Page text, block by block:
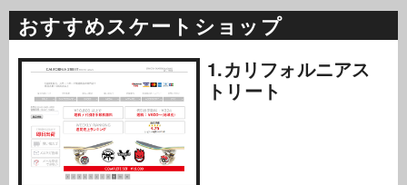
おすすめスケートショップ
1.カリフォルニアス
トリート